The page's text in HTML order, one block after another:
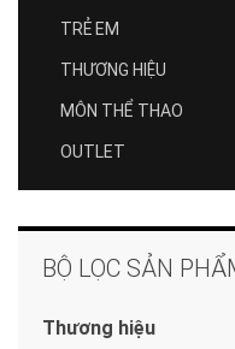
TRẺ EM
THƯƠNG HIỆU
MÔN THỂ THAO
OUTLET
BỘ LỌC SẢN
Thương hiệu